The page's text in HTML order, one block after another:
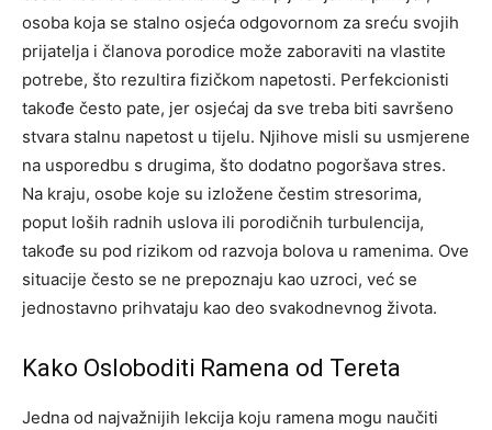
osoba koja se stalno osjeća odgovornom za sreću svojih
prijatelja i članova porodice može zaboraviti na vlastite
potrebe, što rezultira fizičkom napetosti. Perfekcionisti
takođe često pate, jer osjećaj da sve treba biti savršeno
stvara stalnu napetost u tijelu. Njihove misli su usmjerene
na usporedbu s drugima, što dodatno pogoršava stres.
Na kraju, osobe koje su izložene čestim stresorima,
poput loših radnih uslova ili porodičnih turbulencija,
takođe su pod rizikom od razvoja bolova u ramenima. Ove
situacije često se ne prepoznaju kao uzroci, već se
jednostavno prihvataju kao deo svakodnevnog života.
Kako Osloboditi Ramena od Tereta
Jedna od najvažnijih lekcija koju ramena mogu naučiti